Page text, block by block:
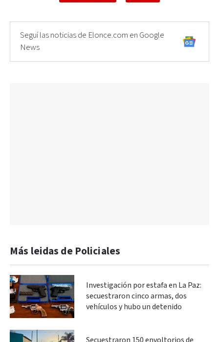
Seguí las noticias de Elonce.com en Google
News
Más leidas de Policiales
Investigación por estafa en La Paz:
secuestraron cinco armas, dos
vehículos y hubo un detenido